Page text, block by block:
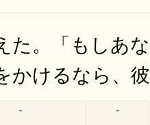
た。「もしあ
かけるなら、
- -